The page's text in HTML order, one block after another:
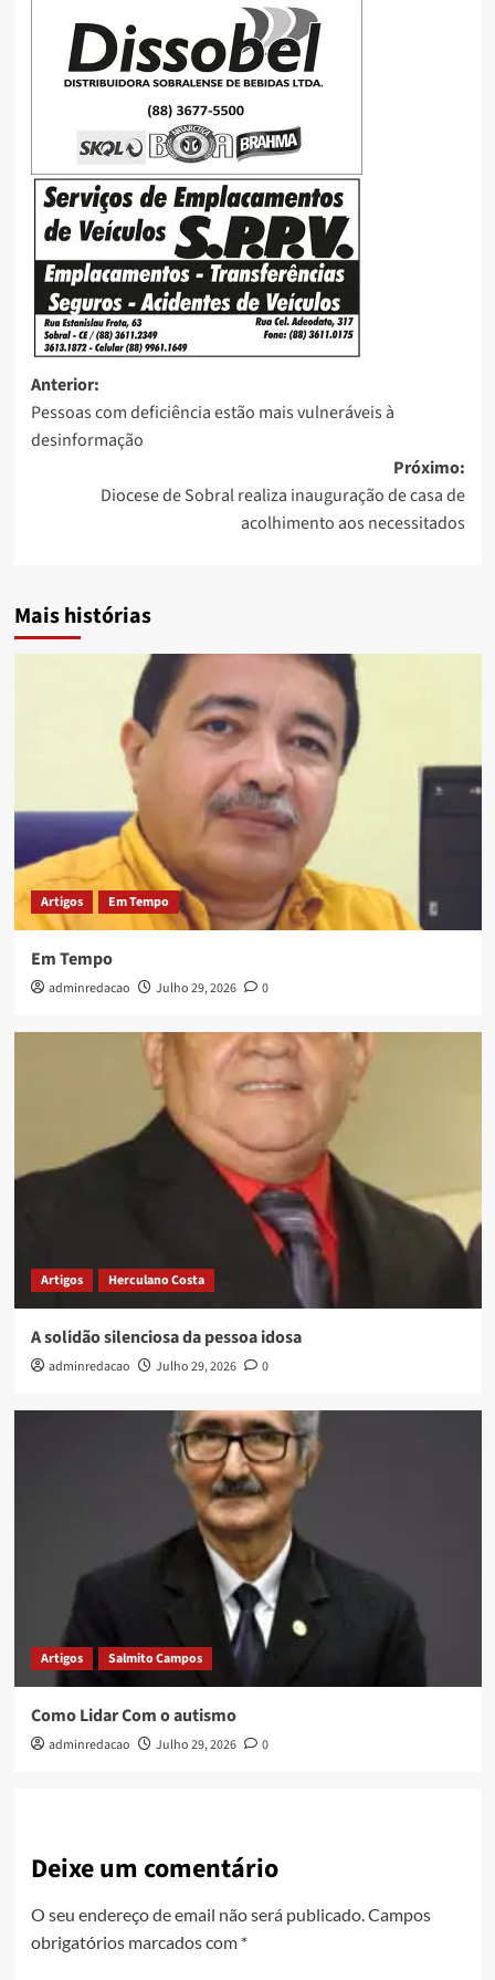
Anterior:
Pessoas com deficiência estão mais vulneráveis à
desinformação
Próximo:
Diocese de Sobral realiza inauguração de casa de
acolhimento aos necessitados
Mais histórias
Artigos Em Tempo
Em Tempo
adminredacao Julho 29, 2026 0
Artigos Herculano Costa
A solidão silenciosa da pessoa idosa
adminredacao Julho 29, 2026 0
Artigos Salmito Campos
Como Lidar Com o autismo
adminredacao Julho 29, 2026 0
Deixe um comentário
O seu endereço de email não será publicado.Campos
obrigatórios marcados com *